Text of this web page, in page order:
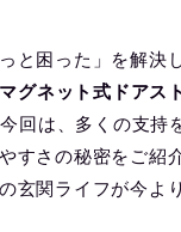
と困った」を解決
グネット式ドアス
回は、多くの支持
すさの秘密をご紹
玄関ライフが今よ